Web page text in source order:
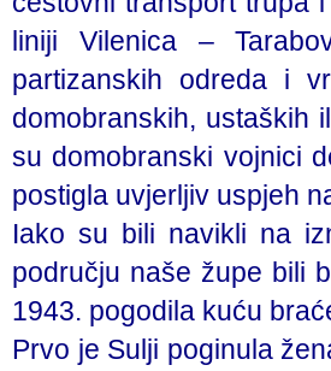
liniji Vilenica –
partizanskih odreda i
domobranskih, ustaških
su domobranski vojnici
postigla uvjerljiv uspjeh
Iako su bili navikli na
području naše župe bili
1943. pogodila kuću
Prvo je Sulji poginula